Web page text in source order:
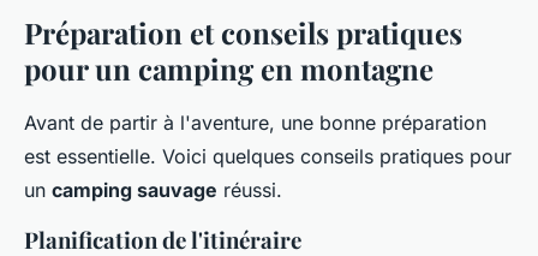
Préparation et conseils pratiques
pour un camping en montagne
Avant de partir à l'aventure, une bonne préparation
est essentielle. Voici quelques conseils pratiques pour
un camping sauvage réussi.
Planification de l'itinéraire